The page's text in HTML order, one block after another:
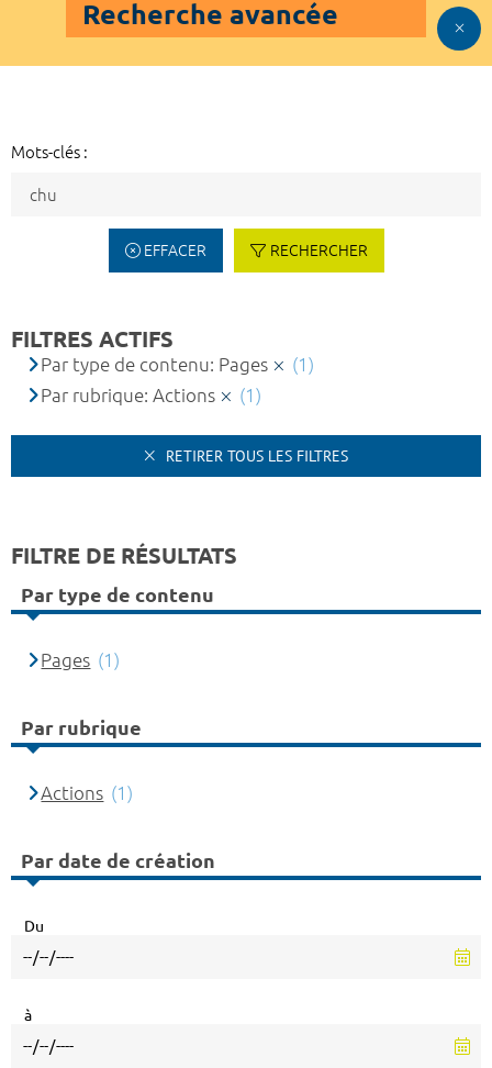
Recherche avancée
Mots-clés :
EFFACER RECHERCHER
FILTRES ACTIFS
Par type de contenu: Pages
(1)
Par rubrique: Actions
(1)
RETIRER TOUS LES FILTRES
FILTRE DE RÉSULTATS
Par type de contenu
Pages (1)
Par rubrique
Actions (1)
Par date de création
Du
à